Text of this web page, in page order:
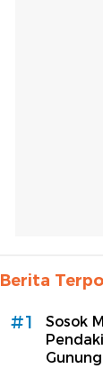
Berita
#1
Sosok